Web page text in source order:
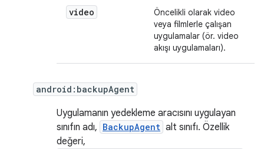
video
Öncelikli olarak video
veya filmlerle çalışan
uygulamalar (ör. video
akışı uygulamaları).
android:backupAgent
Uygulamanın yedekleme aracısını uygulayan
sınıfın adı, BackupAgent alt sınıfı. Özellik
değeri,